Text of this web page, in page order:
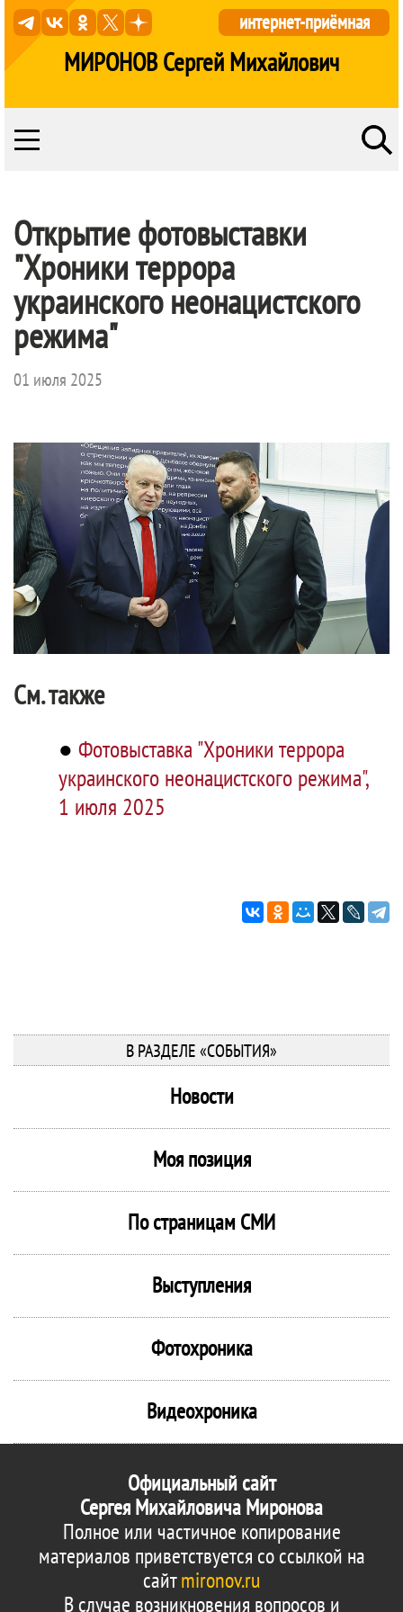
МИРОНОВ Сергей Михайлович
интернет-приёмная
Открытие фотовыставки
"Хроники террора
украинского неонацистского
режима"
01 июля 2025
См. также
● Фотовыставка "Хроники террора
украинского неонацистского режима",
1 июля 2025
В РАЗДЕЛЕ «СОБЫТИЯ»
Новости
Моя позиция
По страницам СМИ
Выступления
Фотохроника
Видеохроника
Официальный сайт
Сергея Михайловича Миронова
Полное или частичное копирование
материалов приветствуется со ссылкой на
сайтmironov.ru
В случае возникновения вопросов и